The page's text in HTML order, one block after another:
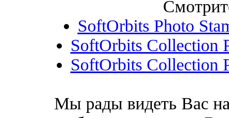
SoftOrbits Photo
SoftOrbits Collection
SoftOrbits Collection
Мы рады видеть Вас